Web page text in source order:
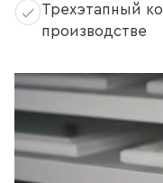
Трехэтапный
производстве